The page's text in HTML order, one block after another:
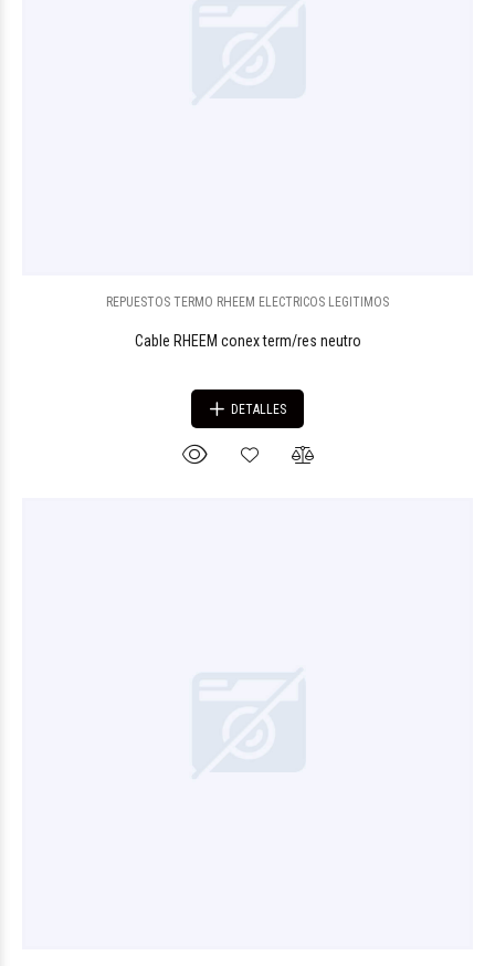
REPUESTOS TERMO RHEEM ELECTRICOS LEGITIMOS
Cable RHEEM conex term/res neutro
DETALLES